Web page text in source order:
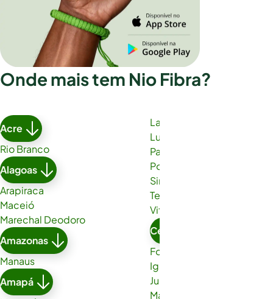
Onde mais tem Nio Fibra?
Acre
Rio Branco
Alagoas
Arapiraca
Maceió
Marechal Deodoro
Amazonas
Manaus
Amapá
Lauro de Freitas
Luís Eduardo Magalhães
Paulo Afonso
Porto Seguro
Simões Filho
Teixeira de Freitas
Vitória da Conquista
Ceará
Fortaleza
Iguatu
Juazeiro do Norte
Maracanaú